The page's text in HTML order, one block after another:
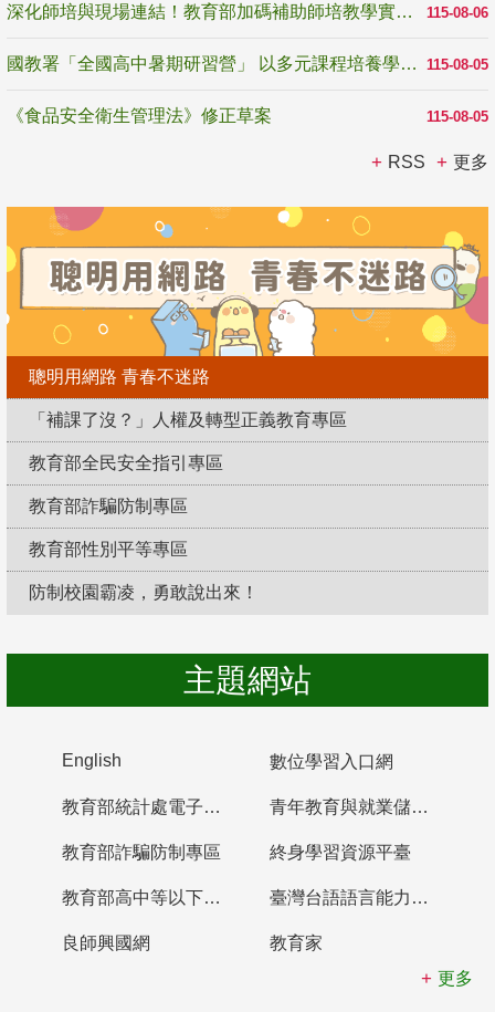
115-08-06
深化師培與現場連結！教育部加碼補助師培教學實踐研究 10月師培國際研討會交流教學實踐經驗
115-08-05
國教署「全國高中暑期研習營」 以多元課程培養學生瞭解誠信專業與倫理價值
115-08-05
《食品安全衛生管理法》修正草案
RSS 更多
聰明用網路 青春不迷路
「補課了沒？」人權及轉型正義教育專區
教育部全民安全指引專區
教育部詐騙防制專區
教育部性別平等專區
防制校園霸凌，勇敢說出來！
主題網站
English 數位學習入口網
教育部統計處電子書櫃 青年教育與就業儲蓄帳戶
教育部詐騙防制專區 終身學習資源平臺
教育部高中等以下學校及幼兒園教師資格檢定考試 臺灣台語語言能力認證網站
良師興國網
教育家
更多